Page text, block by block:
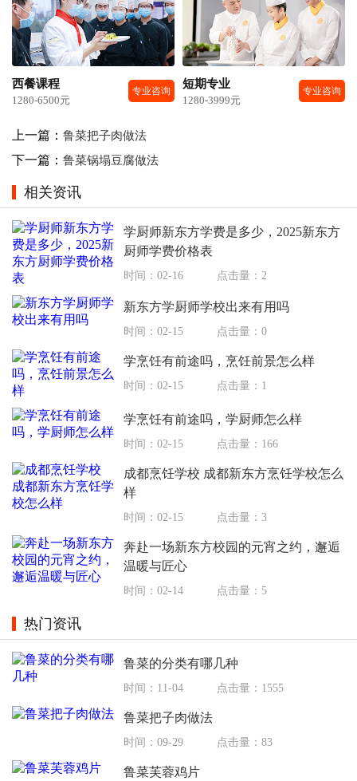
西餐课程
1280-6500元
专业咨询
短期专业
1280-3999元
专业咨询
上一篇： 鲁菜把子肉做法
下一篇： 鲁菜锅塌豆腐做法
相关资讯
学厨师新东方学费是多少，2025新东方
厨师学费价格表
时间：02-16 点击量：2
新东方学厨师学校出来有用吗
时间：02-15 点击量：0
学烹饪有前途吗，烹饪前景怎么样
时间：02-15 点击量：1
学烹饪有前途吗，学厨师怎么样
时间：02-15 点击量：166
成都烹饪学校 成都新东方烹饪学校怎么
样
时间：02-15 点击量：3
奔赴一场新东方校园的元宵之约，邂逅
温暖与匠心
时间：02-14 点击量：5
热门资讯
鲁菜的分类有哪几种
时间：11-04 点击量：1555
鲁菜把子肉做法
时间：09-29 点击量：83
鲁菜芙蓉鸡片